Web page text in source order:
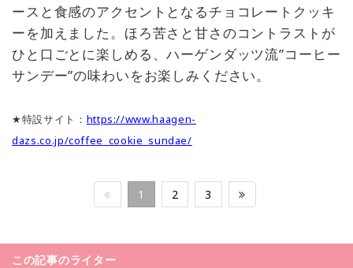
ースと食感のアクセントとなるチョコレートクッキ
ーを加えました。ほろ苦さと甘さのコントラストが
ひと口ごとに楽しめる、ハーゲンダッツ流”コーヒー
サンデー”の味わいをお楽しみください。
★特設サイト： https://www.haagen-
dazs.co.jp/coffee_cookie_sundae/
1 2 3
この記事のライター